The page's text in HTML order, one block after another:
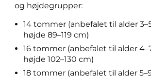
og højdegrupper:
14 tommer (anbefalet til alder
højde 89–119 cm)
16 tommer (anbefalet til alder
højde 102–130 cm)
18 tommer (anbefalet til alder